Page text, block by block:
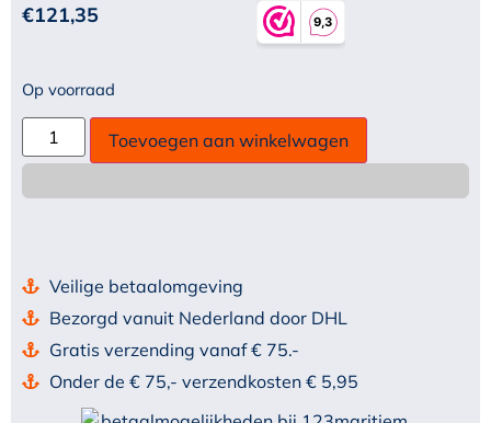
€121,35
Op voorraad
Toevoegen aan winkelwagen
Veilige betaalomgeving
Bezorgd vanuit Nederland door DHL
Gratis verzending vanaf € 75.-
Onder de € 75,- verzendkosten € 5,95